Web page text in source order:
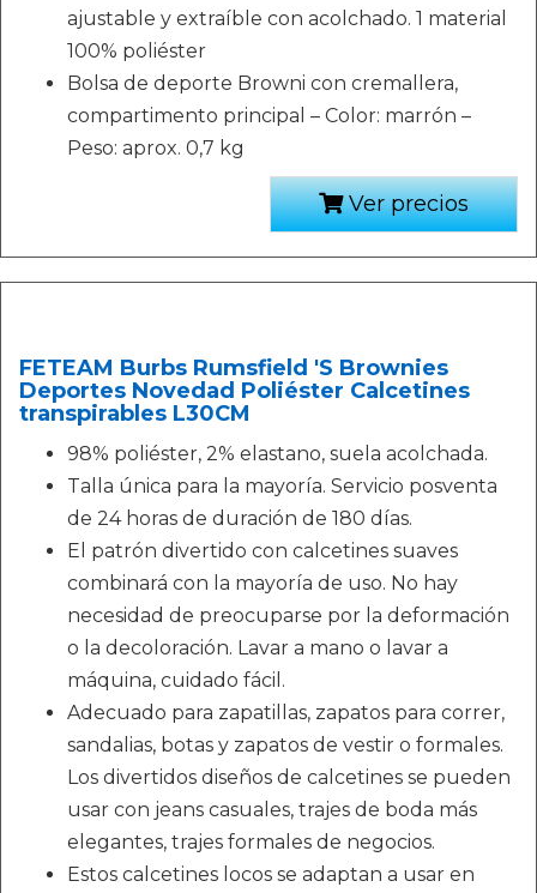
ajustable y extraíble con acolchado. 1 material
100% poliéster
Bolsa de deporte Browni con cremallera,
compartimento principal – Color: marrón –
Peso: aprox. 0,7 kg
Ver precios
FETEAM Burbs Rumsfield 'S Brownies
Deportes Novedad Poliéster Calcetines
transpirables L30CM
98% poliéster, 2% elastano, suela acolchada.
Talla única para la mayoría. Servicio posventa
de 24 horas de duración de 180 días.
El patrón divertido con calcetines suaves
combinará con la mayoría de uso. No hay
necesidad de preocuparse por la deformación
o la decoloración. Lavar a mano o lavar a
máquina, cuidado fácil.
Adecuado para zapatillas, zapatos para correr,
sandalias, botas y zapatos de vestir o formales.
Los divertidos diseños de calcetines se pueden
usar con jeans casuales, trajes de boda más
elegantes, trajes formales de negocios.
Estos calcetines locos se adaptan a usar en